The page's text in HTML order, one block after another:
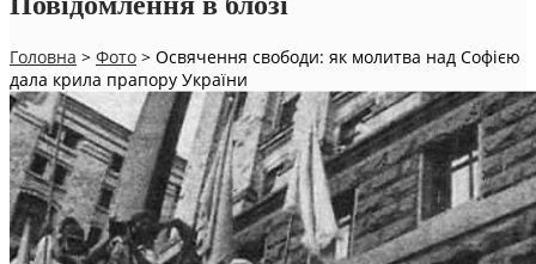
Головна > Фото > Освячення свободи: як молитва над Софією
дала крила прапору України